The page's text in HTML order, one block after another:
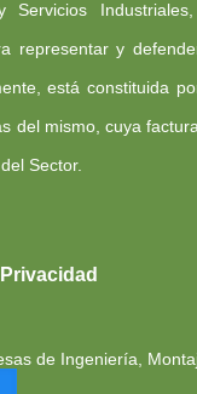
Servicios
representar y
está constituida
del mismo, cuya
Sector.
de Ingeniería,